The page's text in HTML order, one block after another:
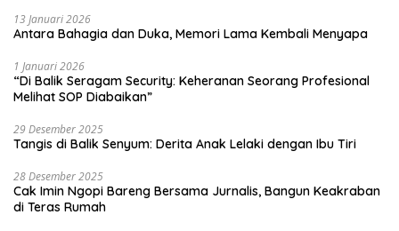
13 Januari 2026
Antara Bahagia dan Duka, Memori Lama Kembali Menyapa
1 Januari 2026
“Di Balik Seragam Security: Keheranan Seorang Profesional
Melihat SOP Diabaikan”
29 Desember 2025
Tangis di Balik Senyum: Derita Anak Lelaki dengan Ibu Tiri
28 Desember 2025
Cak Imin Ngopi Bareng Bersama Jurnalis, Bangun Keakraban
di Teras Rumah